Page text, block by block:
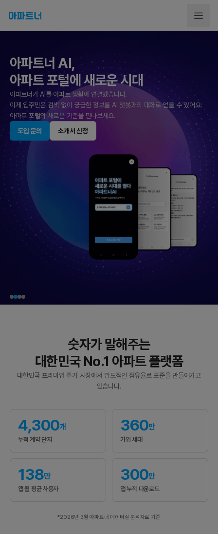
대한민국 No.1
아파트 플랫폼 아파트너
'사는 곳'을 넘어 '함께 사는 삶'의 표준을 확립하고 있습니다.
아파트너는 관리, 소통, 안전, 커뮤니티를 하나의 경험으로 연결해
아파트너 AI,
아파트 포털에 새로운 시대
아파트너가 AI를 아파트 생활에 연결했습니다.
이제 입주민은 검색 없이 궁금한 정보를 AI 챗봇과의 대화로 얻을 수 있어요.
더욱 좋아진
아파트너 주민투표
아파트너의 주민투표 기능이 업데이트됐습니다.
여러 안건을 한 번에 투표할 수 있고, 이미지·파일
지금 바로 투표에 참여해 더 나은 우리 단지를 만
숫자가 말해주는
대한민국 No.1 아파트 플랫폼
대한민국 프리미엄 주거 시장에서 압도적인 점유율로 표준을 만들어가고
있습니다.
4,300개
누적 계약 단지
360만
가입 세대
138만
앱 월 평균 사용자
300만
앱 누적 다운로드
*2026년 3월 아파트너 데이터실 분석자료 기준